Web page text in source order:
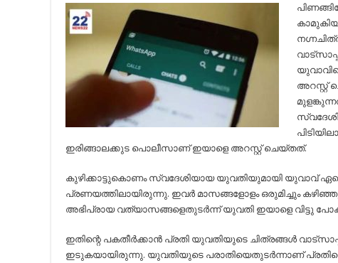
ഇരിങ്ങാലക്കുട പൊലീസാണ് ഇയാളെ അറസ്റ്റ് ചെയ്തത്.
കുഴിക്കാട്ടുകൊണം സ്വദേശിയായ യുവതിയുമായി യുവാവ്
പ്രണയത്തിലായിരുന്നു. ഇവര്‍ മാസങ്ങളോളം ഒരുമിച്ചും കഴിഞ്ഞു.
അഭിപ്രായ വത്യാസങ്ങളെതുടര്‍ന്ന് യുവതി ഇയാളെ വിട്ടു
ഇതിന്റെ പകതീര്‍ക്കാന്‍ പ്രതി യുവതിയുടെ ചിത്രങ്ങള്‍
ഇടുകയായിരുന്നു. യുവതിയുടെ പരാതിയെതുടര്‍ന്നാണ്